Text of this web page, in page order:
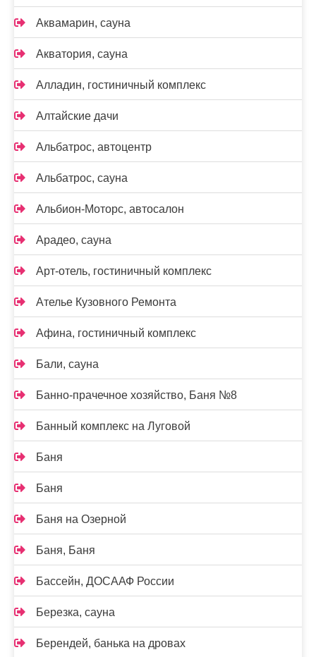
Аквамарин, сауна
Акватория, сауна
Алладин, гостиничный комплекс
Алтайские дачи
Альбатрос, автоцентр
Альбатрос, сауна
Альбион-Моторс, автосалон
Арадео, сауна
Арт-отель, гостиничный комплекс
Ателье Кузовного Ремонта
Афина, гостиничный комплекс
Бали, сауна
Банно-прачечное хозяйство, Баня №8
Банный комплекс на Луговой
Баня
Баня
Баня на Озерной
Баня, Баня
Бассейн, ДОСААФ России
Березка, сауна
Берендей, банька на дровах